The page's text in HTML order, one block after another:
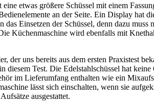
etwas größere Schüssel mit einem
an der Seite. Ein Display hat
Einsetzen der Schüssel, denn dazu muss
Küchenmaschine wird ebenfalls mit
der uns bereits aus dem ersten Praxistest
diesem Test. Die Edelstahlschüssel hat
im Lieferumfang enthalten wie ein
lässt sich einschalten, wenn sie
ausgestattet.